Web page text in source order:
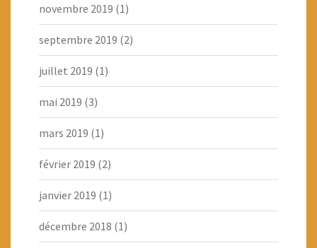
novembre 2019 (1)
septembre 2019 (2)
juillet 2019 (1)
mai 2019 (3)
mars 2019 (1)
février 2019 (2)
janvier 2019 (1)
décembre 2018 (1)